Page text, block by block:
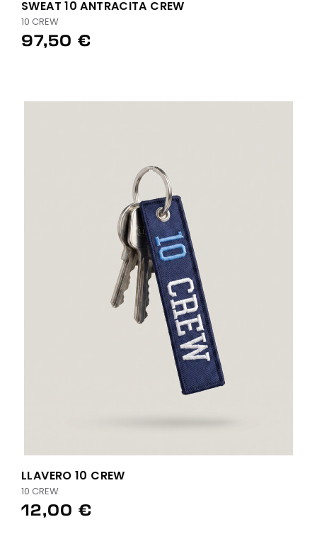
SWEAT 10 ANTRACITA CREW
10 CREW
97,50 €
LLAVERO 10 CREW
10 CREW
12,00 €